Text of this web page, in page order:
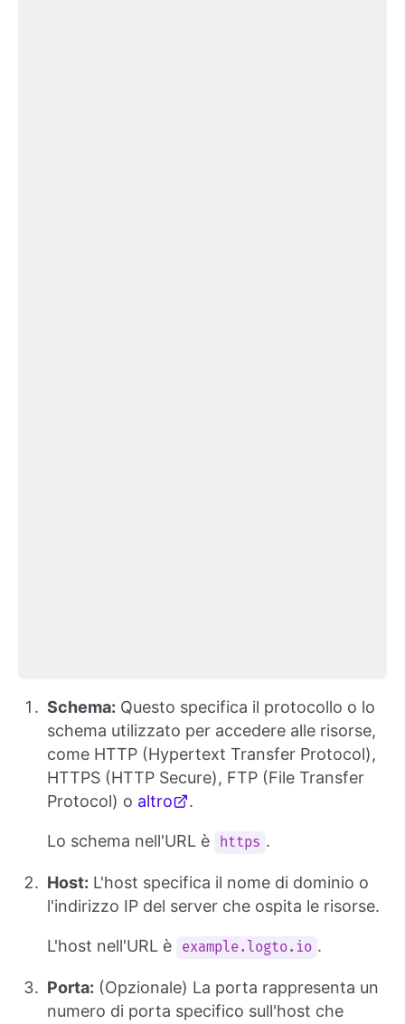
Schema: Questo specifica il protocollo o lo
schema utilizzato per accedere alle risorse,
come HTTP (Hypertext Transfer Protocol),
HTTPS (HTTP Secure), FTP (File Transfer
Protocol) o altro .
Lo schema nell'URL è https .
Host: L'host specifica il nome di dominio o
l'indirizzo IP del server che ospita le risorse.
L'host nell'URL è example.logto.io .
Porta: (Opzionale) La porta rappresenta un
numero di porta specifico sull'host che